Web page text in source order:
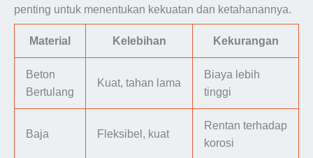
penting untuk menentukan kekuatan dan ketahanannya.
Material Kelebihan Kekurangan
Beton
Bertulang
Kuat, tahan lama
Biaya lebih
tinggi
Baja Fleksibel, kuat
Rentan terhadap
korosi